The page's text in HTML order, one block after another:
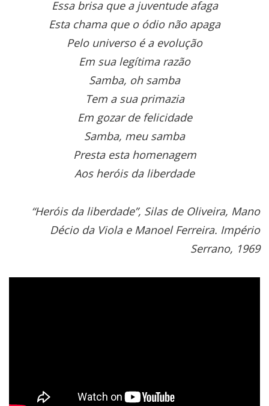
Essa brisa que a juventude afaga
Esta chama que o ódio não apaga
Pelo universo é a evolução
Em sua legítima razão
Samba, oh samba
Tem a sua primazia
Em gozar de felicidade
Samba, meu samba
Presta esta homenagem
Aos heróis da liberdade
“Heróis da liberdade”, Silas de Oliveira, Mano
Décio da Viola e Manoel Ferreira. Império
Serrano, 1969